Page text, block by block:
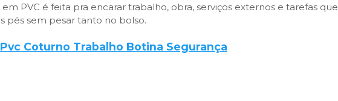
PVC é feita pra encarar trabalho, obra, serviços externos e tarefas que
pés sem pesar tanto no bolso.
Coturno Trabalho Botina Segurança